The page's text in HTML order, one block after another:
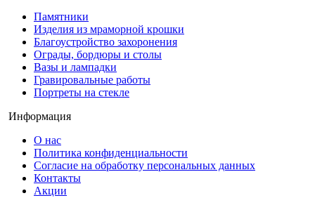
Памятники
Изделия из мраморной крошки
Благоустройство захоронения
Ограды, бордюры и столы
Вазы и лампадки
Гравировальные работы
Портреты на стекле
Информация
О нас
Политика конфиденциальности
Согласие на обработку персональных данных
Контакты
Акции